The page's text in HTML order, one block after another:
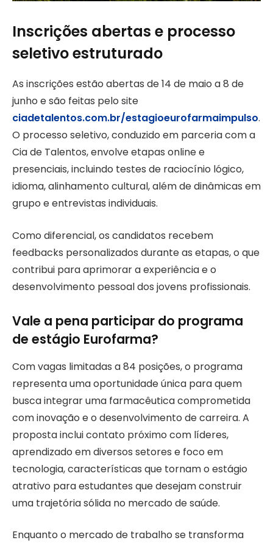
Inscrições abertas e processo
seletivo estruturado
As inscrições estão abertas de 14 de maio a 8 de
junho e são feitas pelo site
ciadetalentos.com.br/estagioeurofarmaimpulso.
O processo seletivo, conduzido em parceria com a
Cia de Talentos, envolve etapas online e
presenciais, incluindo testes de raciocínio lógico,
idioma, alinhamento cultural, além de dinâmicas em
grupo e entrevistas individuais.
Como diferencial, os candidatos recebem
feedbacks personalizados durante as etapas, o que
contribui para aprimorar a experiência e o
desenvolvimento pessoal dos jovens profissionais.
Vale a pena participar do programa
de estágio Eurofarma?
Com vagas limitadas a 84 posições, o programa
representa uma oportunidade única para quem
busca integrar uma farmacêutica comprometida
com inovação e o desenvolvimento de carreira. A
proposta inclui contato próximo com líderes,
aprendizado em diversos setores e foco em
tecnologia, características que tornam o estágio
atrativo para estudantes que desejam construir
uma trajetória sólida no mercado de saúde.
Enquanto o mercado de trabalho se transforma